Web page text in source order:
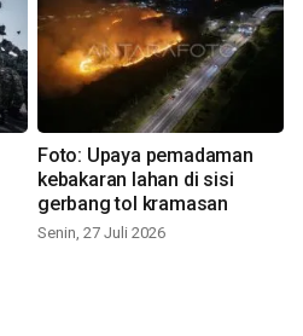
Foto: Upaya pemadaman
kebakaran lahan di sisi
gerbang tol kramasan
Senin, 27 Juli 2026